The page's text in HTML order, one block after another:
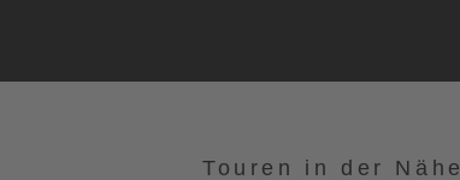
Touren in der Nähe